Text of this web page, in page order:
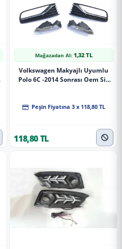
Mağazadan Al: 1,32 TL
Volkswagen Makyajlı Uyumlu
Polo 6C -2014 Sonrası Oem Sis
Peşin Fiyatına 3 x 118,80 TL
118,80 TL